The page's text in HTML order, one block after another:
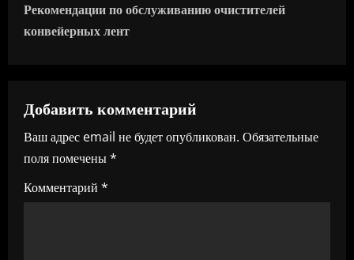
и
ц
и
я
Рекомендации по обслуживанию очистителей
конвейерных лент
Добавить комментарий
Ваш адрес email не будет опубликован. Обязательные
поля помечены*
Комментарий *